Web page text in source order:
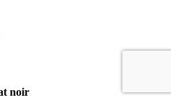
noir